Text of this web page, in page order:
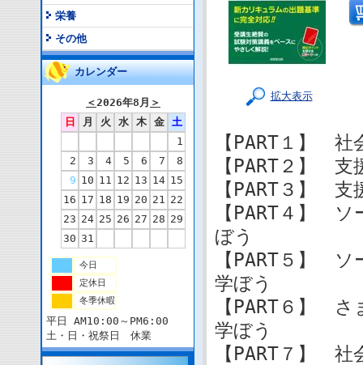
栄養
その他
カレンダー
＜2026年8月 ＞
日
月 火 水 木 金
土
1
2
3 4 5 6 7
8
9 10 11 12 13 14 15
16 17 18 19 20 21 22
23 24 25 26 27 28 29
30 31
今日
定休日
冬季休暇
平日 AM10:00～PM6:00
土・日・祝祭日 休業
拡大表示
【PART１】 社
【PART２】 支
【PART３】 支
【PART４】
ぼう
【PART５】 ソ
学ぼう
【PART６】 さ
学ぼう
【PART７】 社